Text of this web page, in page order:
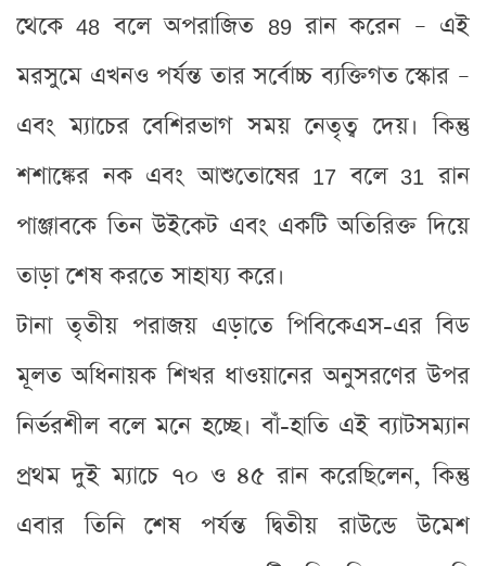
থেকে 48 বলে অপরাজিত 89 রান করেন – এই
মরসুমে এখনও পর্যন্ত তার সর্বোচ্চ ব্যক্তিগত স্কোর –
এবং ম্যাচের বেশিরভাগ সময় নেতৃত্ব দেয়। কিন্তু
শশাঙ্কের নক এবং আশুতোষের 17 বলে 31 রান
পাঞ্জাবকে তিন উইকেট এবং একটি অতিরিক্ত দিয়ে
তাড়া শেষ করতে সাহায্য করে।
টানা তৃতীয় পরাজয় এড়াতে পিবিকেএস-এর বিড
মূলত অধিনায়ক শিখর ধাওয়ানের অনুসরণের উপর
নির্ভরশীল বলে মনে হচ্ছে। বাঁ-হাতি এই ব্যাটসম্যান
প্রথম দুই ম্যাচে ৭০ ও ৪৫ রান করেছিলেন, কিন্তু
এবার তিনি শেষ পর্যন্ত দ্বিতীয় রাউন্ডে উমেশ